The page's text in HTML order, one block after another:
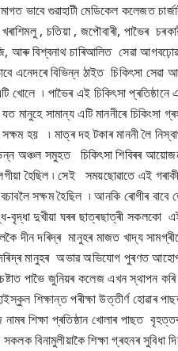
ভাবে গুৱাহাটী মেডিকেল কলেজত
, চতিয়া , জপৌবাৰী, পাভৈৰ চৰকাৰী
আৰু বিশ্বনাথ চাৰিআলিত সেৱা
এনেদৰে বিভিন্ন ঠাইত চিকিৎসা
খোলে ৷ পাভৈৰ এই চিকিৎসা
মানুহে সামান্য এটি মাননীৰে
হয় ৷ মাত্ৰ দহ টকাৰ মাননী লৈ
অঞ্চল সমুহত চিকিৎসা শিবিৰৰ
হৈছিল ৷ সেই সময়ছোৱাতে এই
সক্ষম হৈছিল ৷ আনকি ৰোগীৰ বাবে
দুখীয়া ঘৰৰ ছাত্ৰছাত্ৰী সকলকো
দীন দৰিদ্ৰ মানুহৰ মাজত খাদ্য
মানুহৰ অভাৱ অভিযোগ পুৰণত
পাভৈ জুনিয়ৰ কলেজ এখন স্থাপন
শিক্ষান্ত পৰীক্ষা উত্তীৰ্ণ হোৱাৰ
নামৰ শিক্ষা প্ৰতিষ্ঠান খোলাৰ পাছত
বিনামুলীয়াকৈ শিক্ষা গ্ৰহনৰ